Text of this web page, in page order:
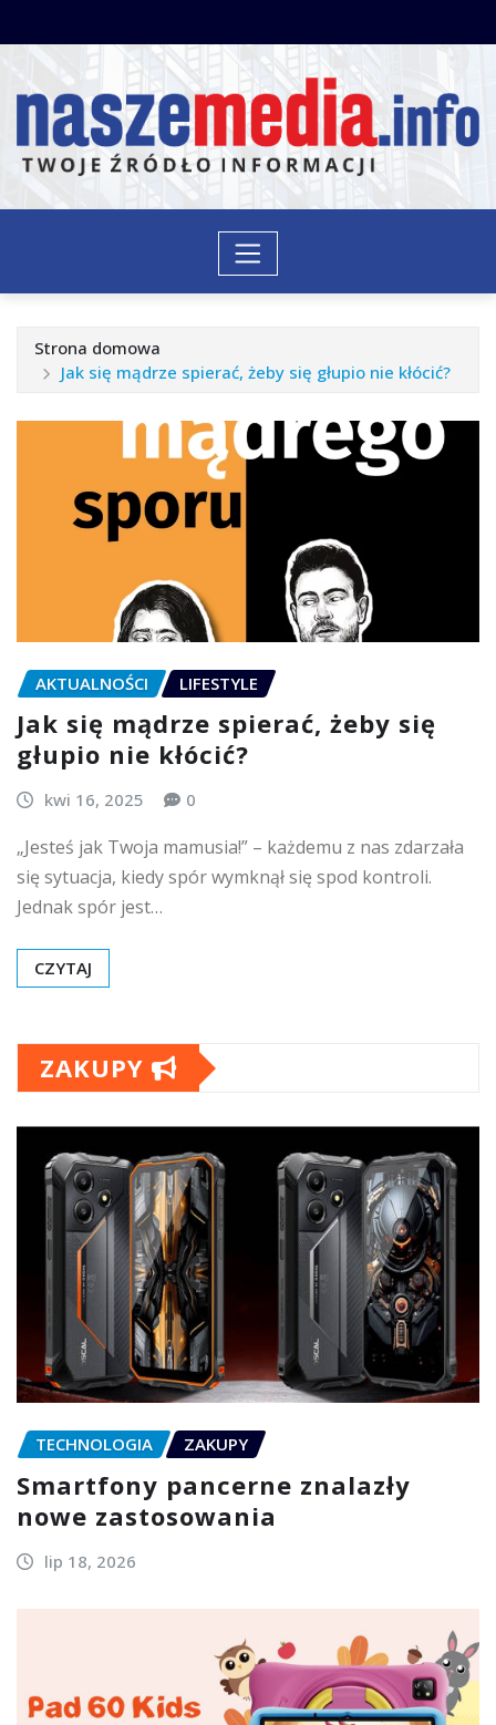
do
Strona domowa
Jak się mądrze spierać, żeby się głupio nie kłócić?
AKTUALNOŚCI LIFESTYLE
Jak się mądrze spierać, żeby się
głupio nie kłócić?
kwi 16, 2025 0
„Jesteś jak Twoja mamusia!” – każdemu z nas zdarzała
się sytuacja, kiedy spór wymknął się spod kontroli.
Jednak spór jest…
CZYTAJ
ZAKUPY
TECHNOLOGIA ZAKUPY
Smartfony pancerne znalazły
nowe zastosowania
lip 18, 2026